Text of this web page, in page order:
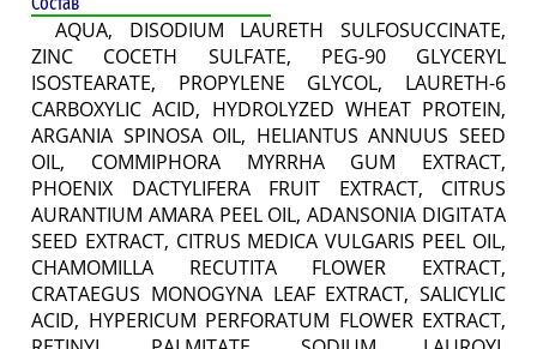
AQUA, DISODIUM LAURETH SULFOSUCCINATE,
ZINC COCETH SULFATE, PEG-90 GLYCERYL
ISOSTEARATE, PROPYLENE GLYCOL, LAURETH-6
CARBOXYLIC ACID, HYDROLYZED WHEAT PROTEIN,
ARGANIA SPINOSA OIL, HELIANTUS ANNUUS SEED
OIL, COMMIPHORA MYRRHA GUM EXTRACT,
PHOENIX DACTYLIFERA FRUIT EXTRACT, CITRUS
AURANTIUM AMARA PEEL OIL, ADANSONIA DIGITATA
SEED EXTRACT, CITRUS MEDICA VULGARIS PEEL OIL,
CHAMOMILLA RECUTITA FLOWER EXTRACT,
CRATAEGUS MONOGYNA LEAF EXTRACT, SALICYLIC
ACID, HYPERICUM PERFORATUM FLOWER EXTRACT,